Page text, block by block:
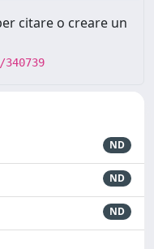
citare o creare un
ND
ND
ND